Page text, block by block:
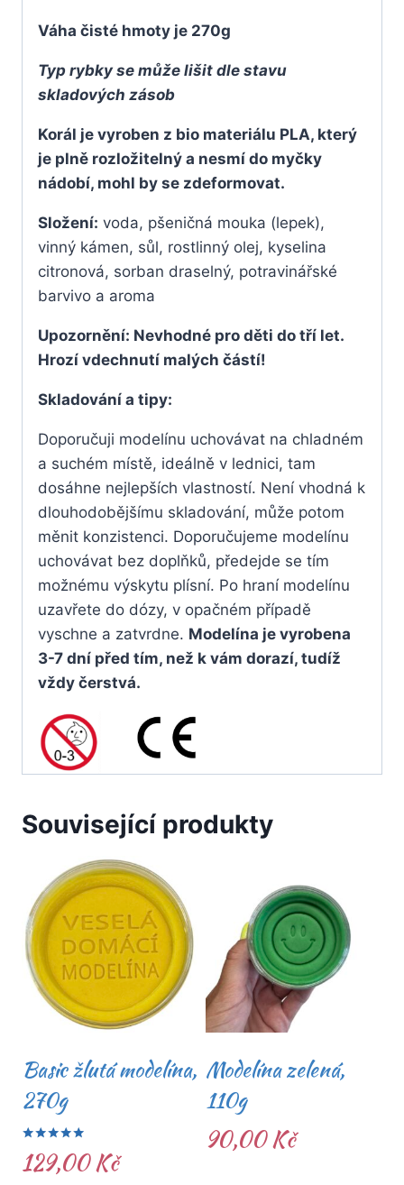
Váha čisté hmoty je 270g
Typ rybky se může lišit dle stavu
skladových zásob
Korál je vyroben z bio materiálu PLA, který
je plně rozložitelný a nesmí do myčky
nádobí, mohl by se zdeformovat.
Složení: voda, pšeničná mouka (lepek),
vinný kámen, sůl, rostlinný olej, kyselina
citronová, sorban draselný, potravinářské
barvivo a aroma
Upozornění: Nevhodné pro děti do tří let.
Hrozí vdechnutí malých částí!
Skladování a tipy:
Doporučuji modelínu uchovávat na chladném
a suchém místě, ideálně v lednici, tam
dosáhne nejlepších vlastností. Není vhodná k
dlouhodobějšímu skladování, může potom
měnit konzistenci. Doporučujeme modelínu
uchovávat bez doplňků, předejde se tím
možnému výskytu plísní. Po hraní modelínu
uzavřete do dózy, v opačném případě
vyschne a zatvrdne. Modelína je vyrobena
3-7 dní před tím, než k vám dorazí, tudíž
vždy čerstvá.
Související produkty
Basic žlutá modelína,
270g
Hodnocení
5.00
z 5
129,00Kč
Modelína zelená,
110g
90,00Kč